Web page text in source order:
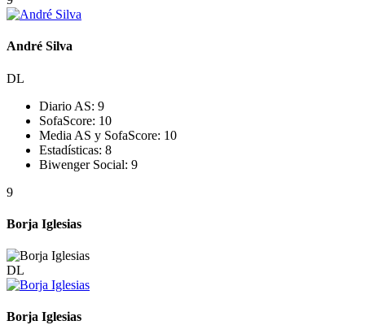
André Silva
DL
Diario AS: 9
SofaScore: 10
Media AS y SofaScore: 10
Estadísticas: 8
Biwenger Social: 9
9
Borja Iglesias
DL
Borja Iglesias